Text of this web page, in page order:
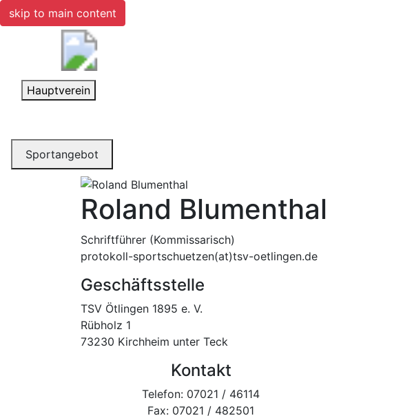
skip to main content
Toggle navigation
Hauptverein
Toggle navigation
Sportangebot
Roland Blumenthal
Schriftführer (Kommissarisch)
protokoll-sportschuetzen(at)tsv-oetlingen.de
Geschäftsstelle
TSV Ötlingen 1895 e. V.
Rübholz 1
73230 Kirchheim unter Teck
Kontakt
Telefon: 07021 / 46114
Fax: 07021 / 482501